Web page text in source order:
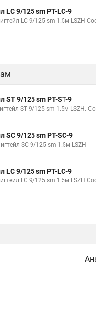
LC 9/125 sm PT-LC-9
LC 9/125 sm 1.5м LSZH
ST 9/125 sm PT-ST-9
ST 9/125 sm 1.5м LSZH.
SC 9/125 sm PT-SC-9
SC 9/125 sm 1.5м LSZH
LC 9/125 sm PT-LC-9
LC 9/125 sm 1.5м LSZH